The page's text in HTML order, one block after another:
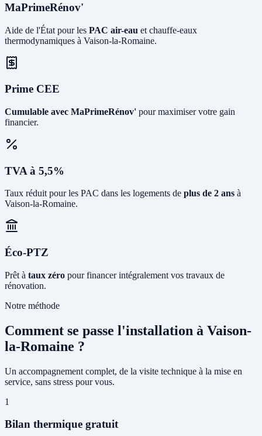
MaPrimeRénov'
Aide de l'État pour les PAC air-eau et chauffe-eaux
thermodynamiques à Vaison-la-Romaine.
Prime CEE
Cumulable avec MaPrimeRénov' pour maximiser votre gain
financier.
TVA à 5,5%
Taux réduit pour les PAC dans les logements de plus de 2 ans à
Vaison-la-Romaine.
Éco-PTZ
Prêt à taux zéro pour financer intégralement vos travaux de
rénovation.
Notre méthode
Comment se passe l'installation à Vaison-
la-Romaine ?
Un accompagnement complet, de la visite technique à la mise en
service, sans stress pour vous.
1
Bilan thermique gratuit